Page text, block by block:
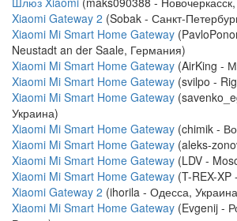
Xiaomi Gateway 2 (Sobak - Санкт-
Xiaomi Mi Smart Home Gateway
Neustadt an der Saale, Германия)
Xiaomi Mi Smart Home Gateway (AirKing -
Xiaomi Mi Smart Home Gateway (svilpo -
Xiaomi Mi Smart Home Gateway
Украина)
Xiaomi Mi Smart Home Gateway (chimik -
Xiaomi Mi Smart Home Gateway (aleks-
Xiaomi Mi Smart Home Gateway (LDV -
Xiaomi Mi Smart Home Gateway (T-REX-XP
Xiaomi Gateway 2 (ihorila - Одесса,
Xiaomi Mi Smart Home Gateway (Evgenij -